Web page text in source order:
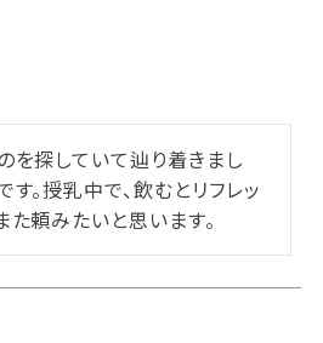
を探していて辿り着きまし
す。授乳中で、飲むとリフレッ
た頼みたいと思います。